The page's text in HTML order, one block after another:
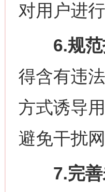
对用户进行
6.规范
得含有违
方式诱导
避免干扰
7.完善未